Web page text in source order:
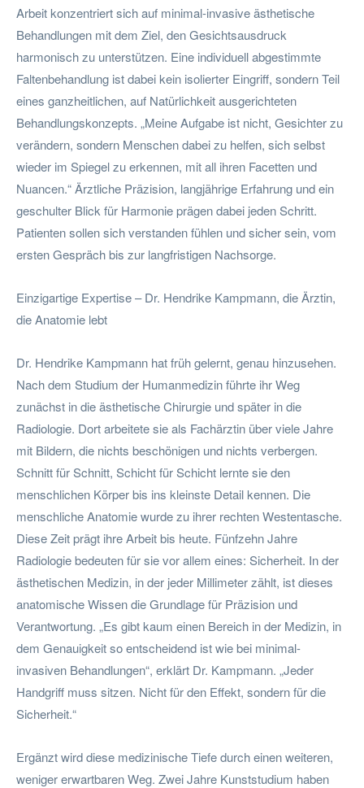
Arbeit konzentriert sich auf minimal-invasive ästhetische
Behandlungen mit dem Ziel, den Gesichtsausdruck
harmonisch zu unterstützen. Eine individuell abgestimmte
Faltenbehandlung ist dabei kein isolierter Eingriff, sondern Teil
eines ganzheitlichen, auf Natürlichkeit ausgerichteten
Behandlungskonzepts. „Meine Aufgabe ist nicht, Gesichter zu
verändern, sondern Menschen dabei zu helfen, sich selbst
wieder im Spiegel zu erkennen, mit all ihren Facetten und
Nuancen.“ Ärztliche Präzision, langjährige Erfahrung und ein
geschulter Blick für Harmonie prägen dabei jeden Schritt.
Patienten sollen sich verstanden fühlen und sicher sein, vom
ersten Gespräch bis zur langfristigen Nachsorge.
Einzigartige Expertise – Dr. Hendrike Kampmann, die Ärztin,
die Anatomie lebt
Dr. Hendrike Kampmann hat früh gelernt, genau hinzusehen.
Nach dem Studium der Humanmedizin führte ihr Weg
zunächst in die ästhetische Chirurgie und später in die
Radiologie. Dort arbeitete sie als Fachärztin über viele Jahre
mit Bildern, die nichts beschönigen und nichts verbergen.
Schnitt für Schnitt, Schicht für Schicht lernte sie den
menschlichen Körper bis ins kleinste Detail kennen. Die
menschliche Anatomie wurde zu ihrer rechten Westentasche.
Diese Zeit prägt ihre Arbeit bis heute. Fünfzehn Jahre
Radiologie bedeuten für sie vor allem eines: Sicherheit. In der
ästhetischen Medizin, in der jeder Millimeter zählt, ist dieses
anatomische Wissen die Grundlage für Präzision und
Verantwortung. „Es gibt kaum einen Bereich in der Medizin, in
dem Genauigkeit so entscheidend ist wie bei minimal-
invasiven Behandlungen“, erklärt Dr. Kampmann. „Jeder
Handgriff muss sitzen. Nicht für den Effekt, sondern für die
Sicherheit.“
Ergänzt wird diese medizinische Tiefe durch einen weiteren,
weniger erwartbaren Weg. Zwei Jahre Kunststudium haben